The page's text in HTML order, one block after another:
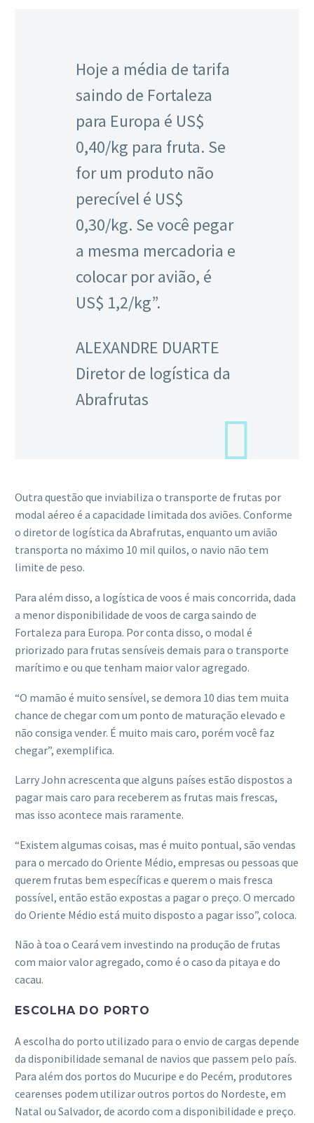
Hoje a média de tarifa
saindo de Fortaleza
para Europa é US$
0,40/kg para fruta. Se
for um produto não
perecível é US$
0,30/kg. Se você pegar
a mesma mercadoria e
colocar por avião, é
US$ 1,2/kg”.
ALEXANDRE DUARTE
Diretor de logística da
Abrafrutas
Outra questão que inviabiliza o transporte de frutas por
modal aéreo é a capacidade limitada dos aviões. Conforme
o diretor de logística da Abrafrutas, enquanto um avião
transporta no máximo 10 mil quilos, o navio não tem
limite de peso.
Para além disso, a logística de voos é mais concorrida, dada
a menor disponibilidade de voos de carga saindo de
Fortaleza para Europa. Por conta disso, o modal é
priorizado para frutas sensíveis demais para o transporte
marítimo e ou que tenham maior valor agregado.
“O mamão é muito sensível, se demora 10 dias tem muita
chance de chegar com um ponto de maturação elevado e
não consiga vender. É muito mais caro, porém você faz
chegar”, exemplifica.
Larry John acrescenta que alguns países estão dispostos a
pagar mais caro para receberem as frutas mais frescas,
mas isso acontece mais raramente.
“Existem algumas coisas, mas é muito pontual, são vendas
para o mercado do Oriente Médio, empresas ou pessoas que
querem frutas bem específicas e querem o mais fresca
possível, então estão expostas a pagar o preço. O mercado
do Oriente Médio está muito disposto a pagar isso”, coloca.
Não à toa o Ceará vem investindo na produção de frutas
com maior valor agregado, como é o caso da pitaya e do
cacau.
ESCOLHA DO PORTO
A escolha do porto utilizado para o envio de cargas depende
da disponibilidade semanal de navios que passem pelo país.
Para além dos portos do Mucuripe e do Pecém, produtores
cearenses podem utilizar outros portos do Nordeste, em
Natal ou Salvador, de acordo com a disponibilidade e preço.